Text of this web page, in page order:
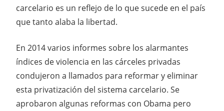
carcelario es un reflejo de lo que sucede en el país
que tanto alaba la libertad.
En 2014 varios informes sobre los alarmantes
índices de violencia en las cárceles privadas
condujeron a llamados para reformar y eliminar
esta privatización del sistema carcelario. Se
aprobaron algunas reformas con Obama pero